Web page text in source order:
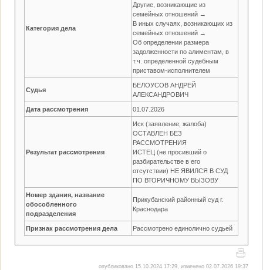
Категория дела
Другие, возникающие из
семейных отношений →
В иных случаях, возникающих из
семейных отношений →
Об определении размера
задолженности по алиментам, в
т.ч. определенной судебным
приставом-исполнителем
Судья
БЕЛОУСОВ АНДРЕЙ
АЛЕКСАНДРОВИЧ
Дата рассмотрения 01.07.2026
Результат рассмотрения
Иск (заявление, жалоба)
ОСТАВЛЕН БЕЗ
РАССМОТРЕНИЯ
ИСТЕЦ (не просивший о
разбирательстве в его
отсутствии) НЕ ЯВИЛСЯ В СУД
ПО ВТОРИЧНОМУ ВЫЗОВУ
Номер здания, название
обособленного
подразделения
Прикубанский районный суд г.
Краснодара
Признак рассмотрения дела Рассмотрено единолично судьей
опубликовано 15.10.2024 17:29, изменено 02.07.2026 19:37